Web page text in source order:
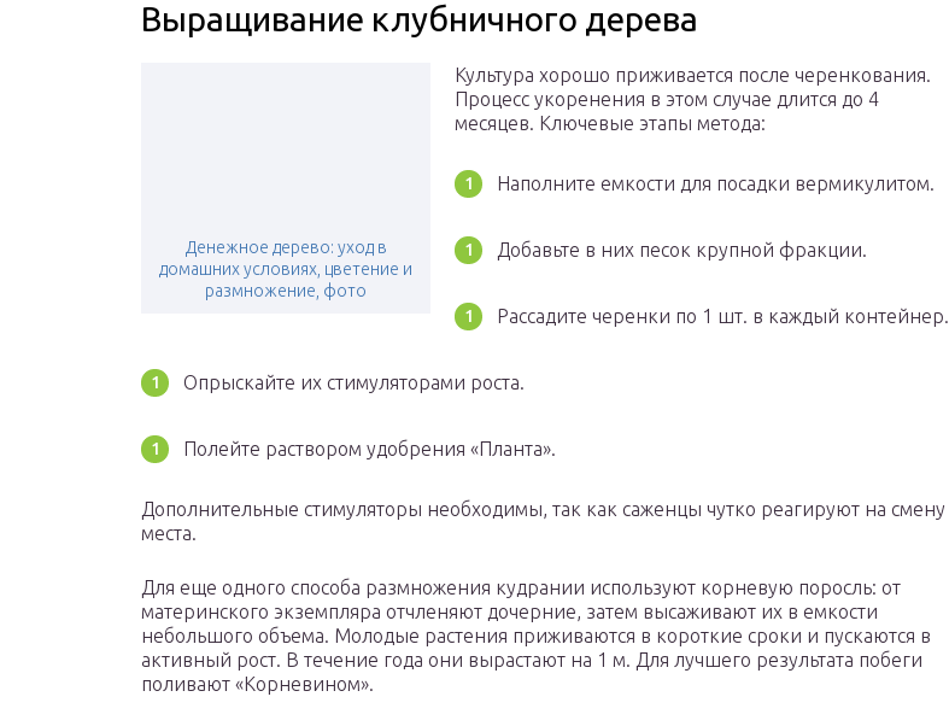
Выращивание клубничного дерева
Денежное дерево: уход в
домашних условиях, цветение и
размножение, фото
Культура хорошо приживается после черенкования.
Процесс укоренения в этом случае длится до 4
месяцев. Ключевые этапы метода:
Наполните емкости для посадки вермикулитом.
Добавьте в них песок крупной фракции.
Рассадите черенки по 1 шт. в каждый контейнер.
Опрыскайте их стимуляторами роста.
Полейте раствором удобрения «Планта».
Дополнительные стимуляторы необходимы, так как саженцы чутко реагируют на смену
места.
Для еще одного способа размножения кудрании используют корневую поросль: от
материнского экземпляра отчленяют дочерние, затем высаживают их в емкости
небольшого объема. Молодые растения приживаются в короткие сроки и пускаются в
активный рост. В течение года они вырастают на 1 м. Для лучшего результата побеги
поливают «Корневином».